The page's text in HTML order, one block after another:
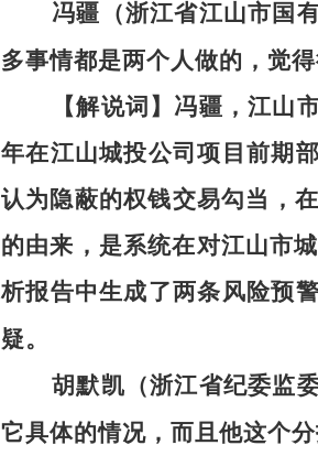
冯疆（浙江省江山市国
多事情都是两个人做的，觉
【解说词】 冯疆，江山
年在江山城投公司项目前期
认为隐蔽的权钱交易勾当，
的由来，是系统在对江山市
析报告中生成了两条风险预
疑。
胡默凯（浙江省纪委监
它具体的情况，而且他这个